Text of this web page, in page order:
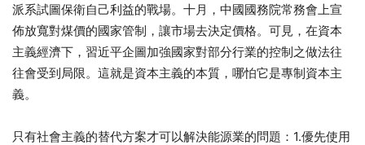
派系試圖保衛自己利益的戰場。十月，中國國務院常務會上宣
佈放寬對煤價的國家管制，讓市場去決定價格。可見，在資本
主義經濟下，習近平企圖加強國家對部分行業的控制之做法往
往會受到局限。這就是資本主義的本質，哪怕它是專制資本主
義。
只有社會主義的替代方案才可以解決能源業的問題：1.優先使用